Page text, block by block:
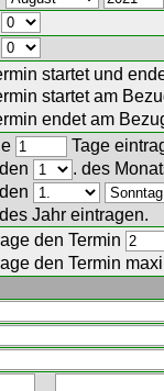
startet und
startet am
endet am
Tage
. des
Jahr eintragen.
den Termin
den Termin